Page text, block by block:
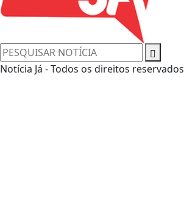
Notícia Já - Todos os direitos reservados